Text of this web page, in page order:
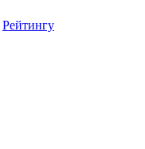
Рейтингу